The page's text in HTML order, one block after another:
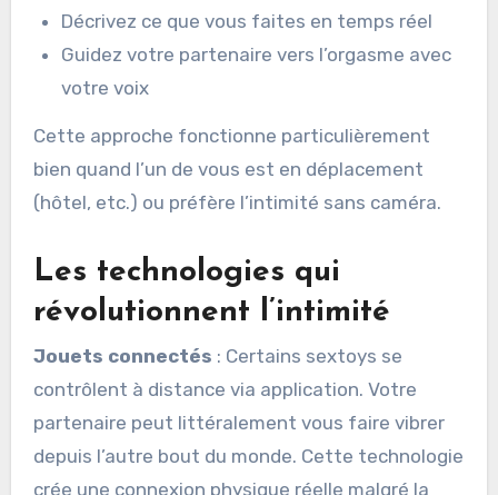
Décrivez ce que vous faites en temps réel
Guidez votre partenaire vers l’orgasme avec
votre voix
Cette approche fonctionne particulièrement
bien quand l’un de vous est en déplacement
(hôtel, etc.) ou préfère l’intimité sans caméra.
Les technologies qui
révolutionnent l’intimité
Jouets connectés : Certains sextoys se
contrôlent à distance via application. Votre
partenaire peut littéralement vous faire vibrer
depuis l’autre bout du monde. Cette technologie
crée une connexion physique réelle malgré la